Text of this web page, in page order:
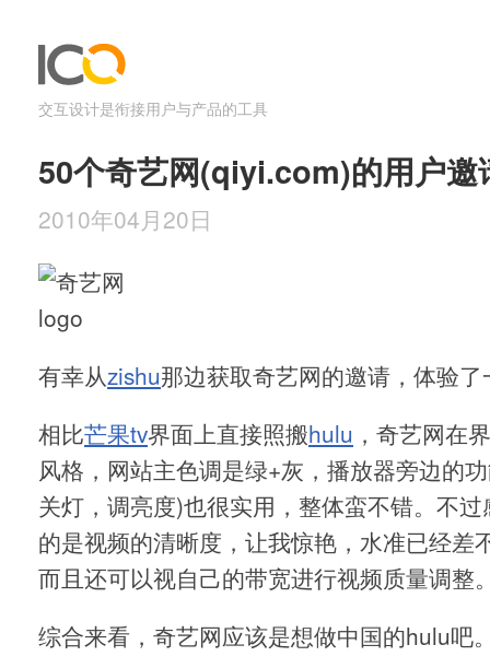
交互设计是衔接用户与产品的工具
50个奇艺网(qiyi.com)的用户邀
2010年04月20日
有幸从zishu那边获取奇艺网的邀请，体验了
相比芒果tv界面上直接照搬hulu ，奇艺网在
风格，网站主色调是绿+灰，播放器旁边的
关灯，调亮度)也很实用，整体蛮不错。不
的是视频的清晰度，让我惊艳，水准已经差
而且还可以视自己的带宽进行视频质量调整
综合来看，奇艺网应该是想做中国的hulu吧